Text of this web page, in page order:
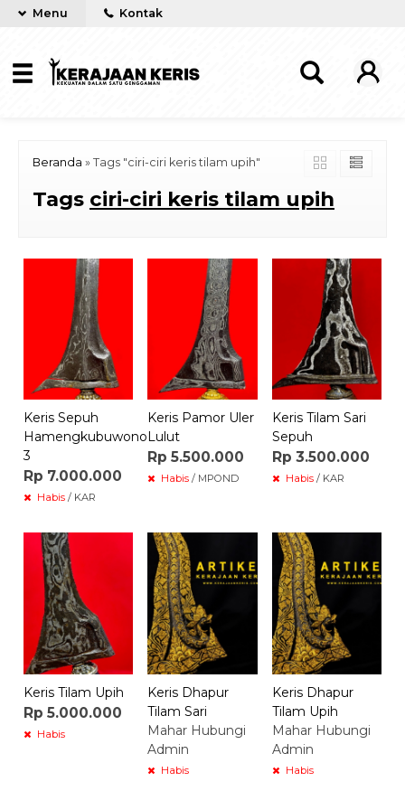
Menu Kontak
Beranda » Tags "ciri-ciri keris tilam upih"
Tags ciri-ciri keris tilam upih
Keris Sepuh
Hamengkubuwono
3
Rp 7.000.000
Habis / KAR
Keris Pamor Uler
Lulut
Rp 5.500.000
Habis / MPOND
Keris Tilam Sari
Sepuh
Rp 3.500.000
Habis/ KAR
Keris Tilam Upih
Rp 5.000.000
Habis
Keris Dhapur
Tilam Sari
Mahar Hubungi
Admin
Habis
Keris Dhapur
Tilam Upih
Mahar Hubungi
Admin
Habis